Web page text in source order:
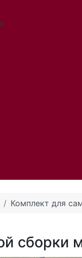
Комплект для
сборки